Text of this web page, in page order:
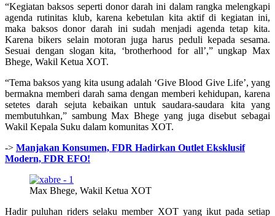
“Kegiatan baksos seperti donor darah ini dalam rangka melengkapi
agenda rutinitas klub, karena kebetulan kita aktif di kegiatan ini,
maka baksos donor darah ini sudah menjadi agenda tetap kita.
Karena bikers selain motoran juga harus peduli kepada sesama.
Sesuai dengan slogan kita, ‘brotherhood for all’,” ungkap Max
Bhege, Wakil Ketua XOT.
“Tema baksos yang kita usung adalah ‘Give Blood Give Life’, yang
bermakna memberi darah sama dengan memberi kehidupan, karena
setetes darah sejuta kebaikan untuk saudara-saudara kita yang
membutuhkan,” sambung Max Bhege yang juga disebut sebagai
Wakil Kepala Suku dalam komunitas XOT.
-> Manjakan Konsumen, FDR Hadirkan Outlet Eksklusif
Modern, FDR EFO!
Max Bhege, Wakil Ketua XOT
Hadir puluhan riders selaku member XOT yang ikut pada setiap